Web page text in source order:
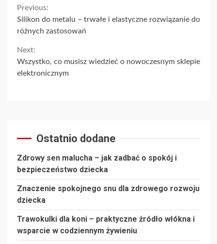
Continue
Reading
Previous:
Silikon do metalu – trwałe i elastyczne rozwiązanie do
różnych zastosowań
Next:
Wszystko, co musisz wiedzieć o nowoczesnym sklepie
elektronicznym
Ostatnio dodane
Zdrowy sen malucha – jak zadbać o spokój i
bezpieczeństwo dziecka
Znaczenie spokojnego snu dla zdrowego rozwoju
dziecka
Trawokulki dla koni – praktyczne źródło włókna i
wsparcie w codziennym żywieniu